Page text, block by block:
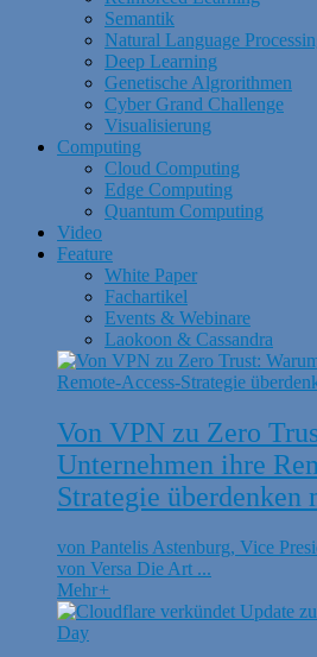
Semantik
Natural Language
Deep Learning
Genetische Algrorithmen
Cyber Grand Challenge
Visualisierung
Computing
Cloud Computing
Edge Computing
Quantum Computing
Video
Feature
White Paper
Fachartikel
Events & Webinare
Laokoon & Cassandra
Von VPN zu Zero
Unternehmen ihre
Strategie überdenken
von Pantelis Astenburg, Vice
von Versa Die Art ...
Mehr+